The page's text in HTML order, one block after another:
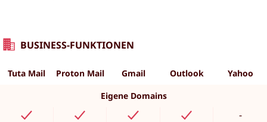
BUSINESS-FUNKTIONEN
Tuta Mail Proton Mail Gmail Outlook
Yahoo
Eigene Domains
-